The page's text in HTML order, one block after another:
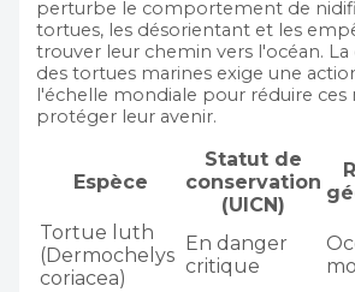
perturbe le comportement de
tortues, les désorientant et les
trouver leur chemin vers l'océan.
des tortues marines exige une
l'échelle mondiale pour réduire ces
protéger leur avenir.
Espèce
Statut de
conservation
(UICN)
Tortue luth
(Dermochelys
coriacea)
En danger
critique